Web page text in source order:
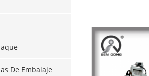
De Embalaje